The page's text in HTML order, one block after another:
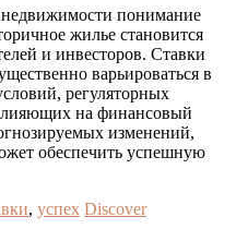
понимание
жилье становится
и инвесторов. Ставки
варьироваться в
регуляторных
на финансовый
изменений,
обеспечить успешную
, успех Discover